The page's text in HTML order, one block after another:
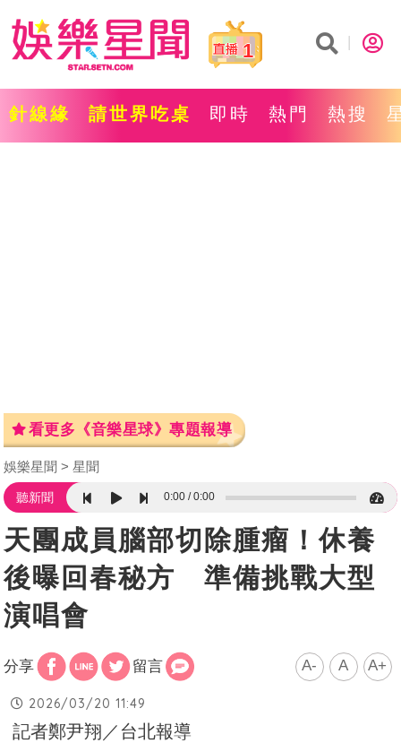
1
針線緣 請世界吃桌 即時 熱門 熱搜
看更多《音樂星球》專題報導
娛樂星聞 星聞
聽新聞 0:00 0:00
天團成員腦部切除腫瘤！休養
後曝回春秘方 準備挑戰大型
演唱會
分享 留言 A- A A+
2026/03/20 11:49
記者鄭尹翔／台北報導